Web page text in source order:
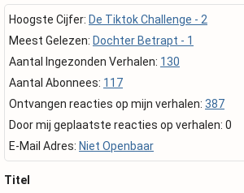
Hoogste Cijfer: De Tiktok Challenge - 2
Meest Gelezen: Dochter Betrapt - 1
Aantal Ingezonden Verhalen: 130
Aantal Abonnees: 117
Ontvangen reacties op mijn verhalen: 387
Door mij geplaatste reacties op verhalen: 0
E-Mail Adres: Niet Openbaar
Titel